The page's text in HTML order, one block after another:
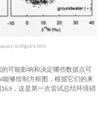
itchfig16-6.html
可能影响和决定哪些数据点可
能够绘制方框图，根据它们的来
，这是第一次尝试总结环境硝